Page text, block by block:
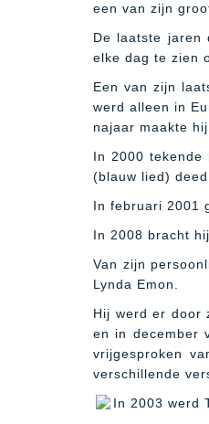
een van zijn
De laatste jaren
elke dag te zien
Een van zijn
werd alleen in
najaar maakte
In 2000 tekende
(blauw lied)
In februari 2001
In 2008 bracht
Van zijn
Lynda Emon.
Hij werd er door
en in december
vrijgesproken
verschillende
In 2003 werd